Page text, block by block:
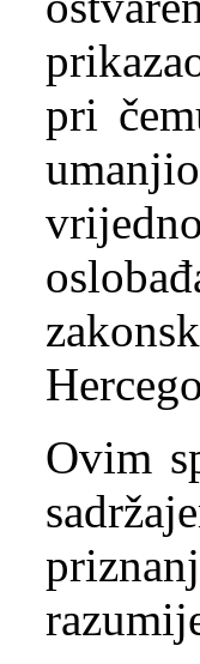
pri
Ovim